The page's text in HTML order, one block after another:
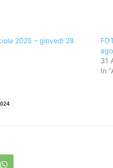
2025 – giovedì 28
31
In